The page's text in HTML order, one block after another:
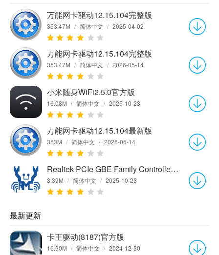
万能网卡驱动12.15.104完整版
353.47M / 简体中文 / 2025-04-02
万能网卡驱动12.15.104完整版
353.47M / 简体中文 / 2026-05-14
小米随身WiFi2.5.0官方版
16.08M / 简体中文 / 2025-10-23
万能网卡驱动12.15.104最新版
353M / 简体中文 / 2026-05-14
Realtek PCIe GBE Family Controller网卡驱动程序v1.0 官方版
3.39M / 简体中文 / 2025-10-23
最新更新
卡王驱动(8187)官方版
16.90M / 简体中文 / 2024-12-30